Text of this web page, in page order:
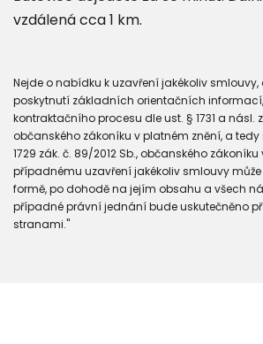
vzdálená cca 1 km.
Nejde o nabídku k uzavření jakékoliv smlouvy,
poskytnutí základních orientačních
kontraktačního procesu dle ust. § 1731 a násl.
občanského zákoníku v platném znění, a tedy
1729 zák. č. 89/2012 Sb., občanského
případnému uzavření jakékoliv smlouvy
formě, po dohodě na jejím obsahu a všech
případné právní jednání bude uskutečněno
stranami."